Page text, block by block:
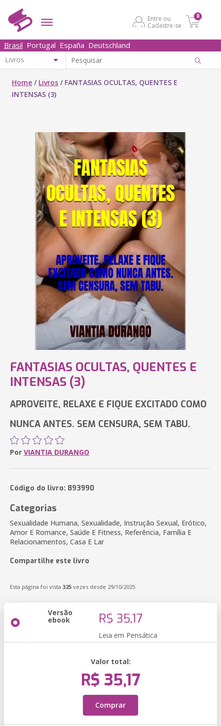
Entre ou
Cadastre-se
0
Brasil Portugal España Deutschland
Home / Livros / FANTASIAS OCULTAS, QUENTES E
INTENSAS (3)
FANTASIAS OCULTAS, QUENTES E
INTENSAS (3)
APROVEITE, RELAXE E FIQUE EXCITADO COMO
NUNCA ANTES. SEM CENSURA, SEM TABU.
Por VIANTIA DURANGO
Código do livro: 893990
Categorias
Sexualidade Humana, Sexualidade, Instrução Sexual, Erótico,
Amor E Romance, Saúde E Fitness, Referência, Família E
Relacionamentos, Casa E Lar
Compartilhe este livro
Esta página foi vista 325 vezes desde 29/10/2025
Versão
ebook R$ 35,17
Leia em Pensática
Valor total:
R$ 35,17
Comprar